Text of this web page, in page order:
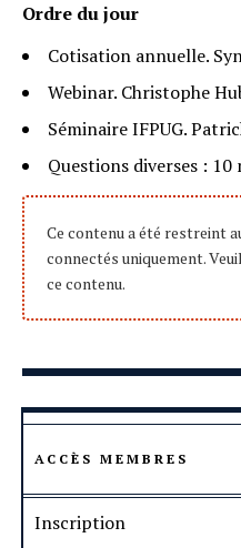
Ordre du jour
Cotisation annuelle.
Webinar. Christophe
Séminaire IFPUG.
Questions diverses :
Ce contenu a été restreint
connectés uniquement.
ce contenu.
ACCÈS MEMBRES
Inscription